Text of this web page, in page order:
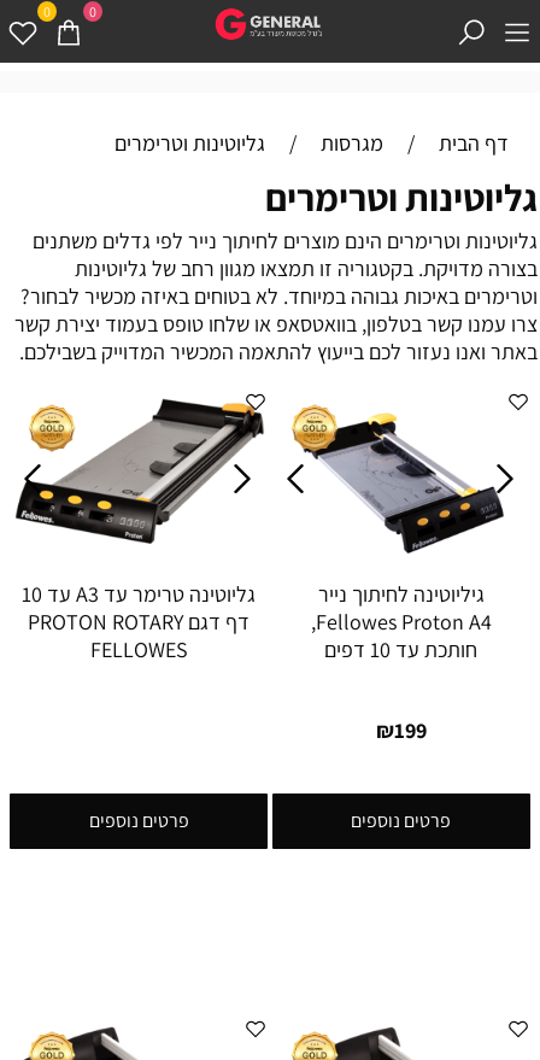
0 0
דף הבית / מגרסות / גליוטינות וטרימרים
גליוטינות וטרימרים
גליוטינות וטרימרים הינם מוצרים לחיתוך נייר לפי גדלים משתנים
בצורה מדויקת. בקטגוריה זו תמצאו מגוון רחב של גליוטינות
וטרימרים באיכות גבוהה במיוחד. לא בטוחים באיזה מכשיר לבחור?
צרו עמנו קשר בטלפון, בוואטסאפ או שלחו טופס בעמוד יצירת קשר
באתר ואנו נעזור לכם בייעוץ להתאמה המכשיר המדוייק בשבילכם.
גיליוטינה לחיתוך נייר
Fellowes Proton A4,
חותכת עד 10 דפים
₪199
פרטים נוספים
גליוטינה טרימר עד A3 עד 10
דף דגם PROTON ROTARY
FELLOWES
פרטים נוספים